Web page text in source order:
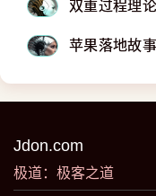
​​​​​​​双重过程理论
苹果落地故
Jdon.com
极道：极客之道